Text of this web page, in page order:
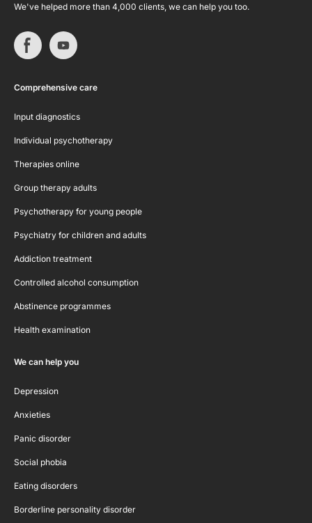
We've helped more than 4,000 clients, we can help you too.
Comprehensive care
Input diagnostics
Individual psychotherapy
Therapies online
Group therapy adults
Psychotherapy for young people
Psychiatry for children and adults
Addiction treatment
Controlled alcohol consumption
Abstinence programmes
Health examination
We can help you
Depression
Anxieties
Panic disorder
Social phobia
Eating disorders
Borderline personality disorder